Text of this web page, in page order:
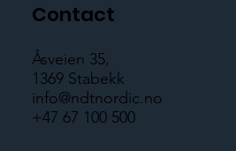
Contact
Åsveien 35,
1369 Stabekk
info@ndtnordic.no
+47 67 100 500